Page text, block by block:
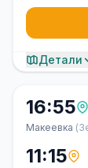
Детали
16:55
Макеевка
11:15